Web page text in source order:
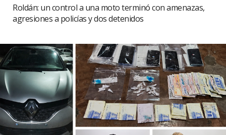
Roldán: un control a una moto terminó con amenazas,
agresiones a policías y dos detenidos